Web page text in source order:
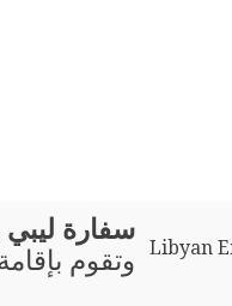
Libyan
سفارة ليبي
وتقوم